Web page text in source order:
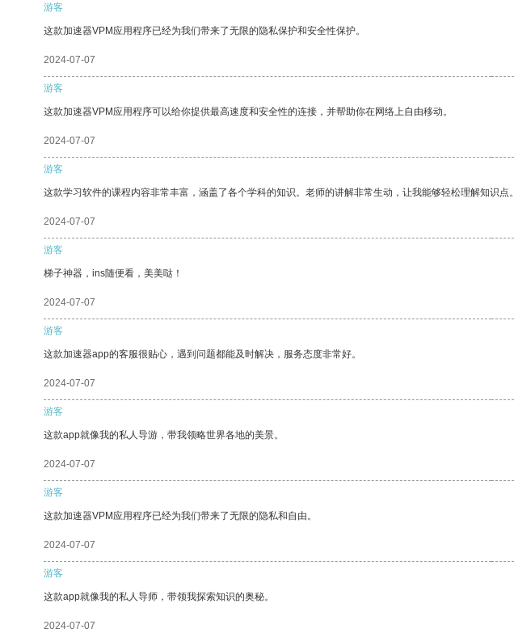
游客
这款加速器VPM应用程序已经为我们带来了无限的隐私保护和安全性保护。
2024-07-07
游客
这款加速器VPM应用程序可以给你提供最高速度和安全性的连接，并帮助你在网络上自由移动。
2024-07-07
游客
这款学习软件的课程内容非常丰富，涵盖了各个学科的知识。老师的讲解非常生动，让我能够轻松理解知识点。
2024-07-07
游客
梯子神器，ins随便看，美美哒！
2024-07-07
游客
这款加速器app的客服很贴心，遇到问题都能及时解决，服务态度非常好。
2024-07-07
游客
这款app就像我的私人导游，带我领略世界各地的美景。
2024-07-07
游客
这款加速器VPM应用程序已经为我们带来了无限的隐私和自由。
2024-07-07
游客
这款app就像我的私人导师，带领我探索知识的奥秘。
2024-07-07